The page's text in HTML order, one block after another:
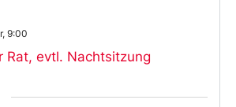
Rat, evtl. Nachtsitzung
9:00